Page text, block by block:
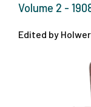
Volume 2 -
Edited by